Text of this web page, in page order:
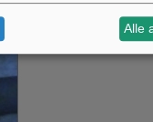
Alle